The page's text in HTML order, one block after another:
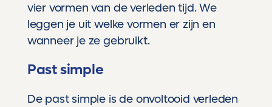
vier vormen van de verleden tijd. We
leggen je uit welke vormen er zijn en
wanneer je ze gebruikt.
Past simple
De past simple is de onvoltooid verleden